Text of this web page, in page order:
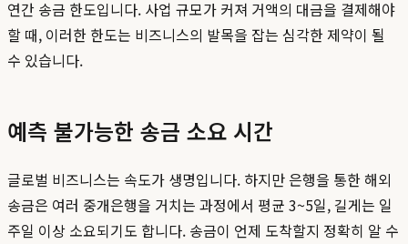
연간 송금 한도입니다. 사업 규모가 커져 거액의 대금을 결제해야
할 때, 이러한 한도는 비즈니스의 발목을 잡는 심각한 제약이 될
수 있습니다.
예측 불가능한 송금 소요 시간
글로벌 비즈니스는 속도가 생명입니다. 하지만 은행을 통한 해외
송금은 여러 중개은행을 거치는 과정에서 평균 3~5일, 길게는 일
주일 이상 소요되기도 합니다. 송금이 언제 도착할지 정확히 알 수